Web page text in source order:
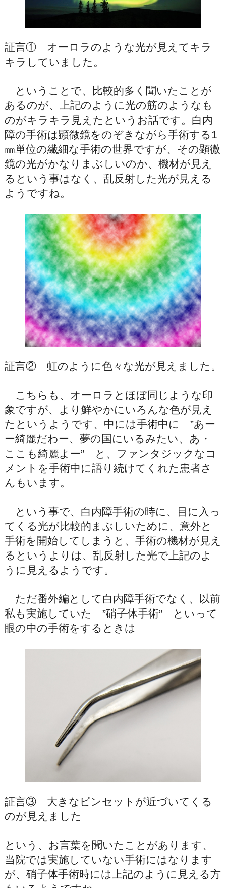
証言① オーロラのような光が見えてキラ
キラしていました。
ということで、比較的多く聞いたことが
あるのが、上記のように光の筋のようなも
のがキラキラ見えたというお話です。白内
障の手術は顕微鏡をのぞきながら手術する1
㎜単位の繊細な手術の世界ですが、その顕微
鏡の光がかなりまぶしいのか、機材が見え
るという事はなく、乱反射した光が見える
ようですね。
証言② 虹のように色々な光が見えました。
こちらも、オーロラとほぼ同じような印
象ですが、より鮮やかにいろんな色が見え
たというようです、中には手術中に ”あー
ー綺麗だわー、夢の国にいるみたい、あ・
ここも綺麗よー” と、ファンタジックなコ
メントを手術中に語り続けてくれた患者さ
んもいます。
という事で、白内障手術の時に、目に入っ
てくる光が比較的まぶしいために、意外と
手術を開始してしまうと、手術の機材が見え
るというよりは、乱反射した光で上記のよ
うに見えるようです。
ただ番外編として白内障手術でなく、以前
私も実施していた ”硝子体手術” といって
眼の中の手術をするときは
証言③ 大きなピンセットが近づいてくる
のが見えました
という、お言葉を聞いたことがあります、
当院では実施していない手術にはなります
が、硝子体手術時には上記のように見える方